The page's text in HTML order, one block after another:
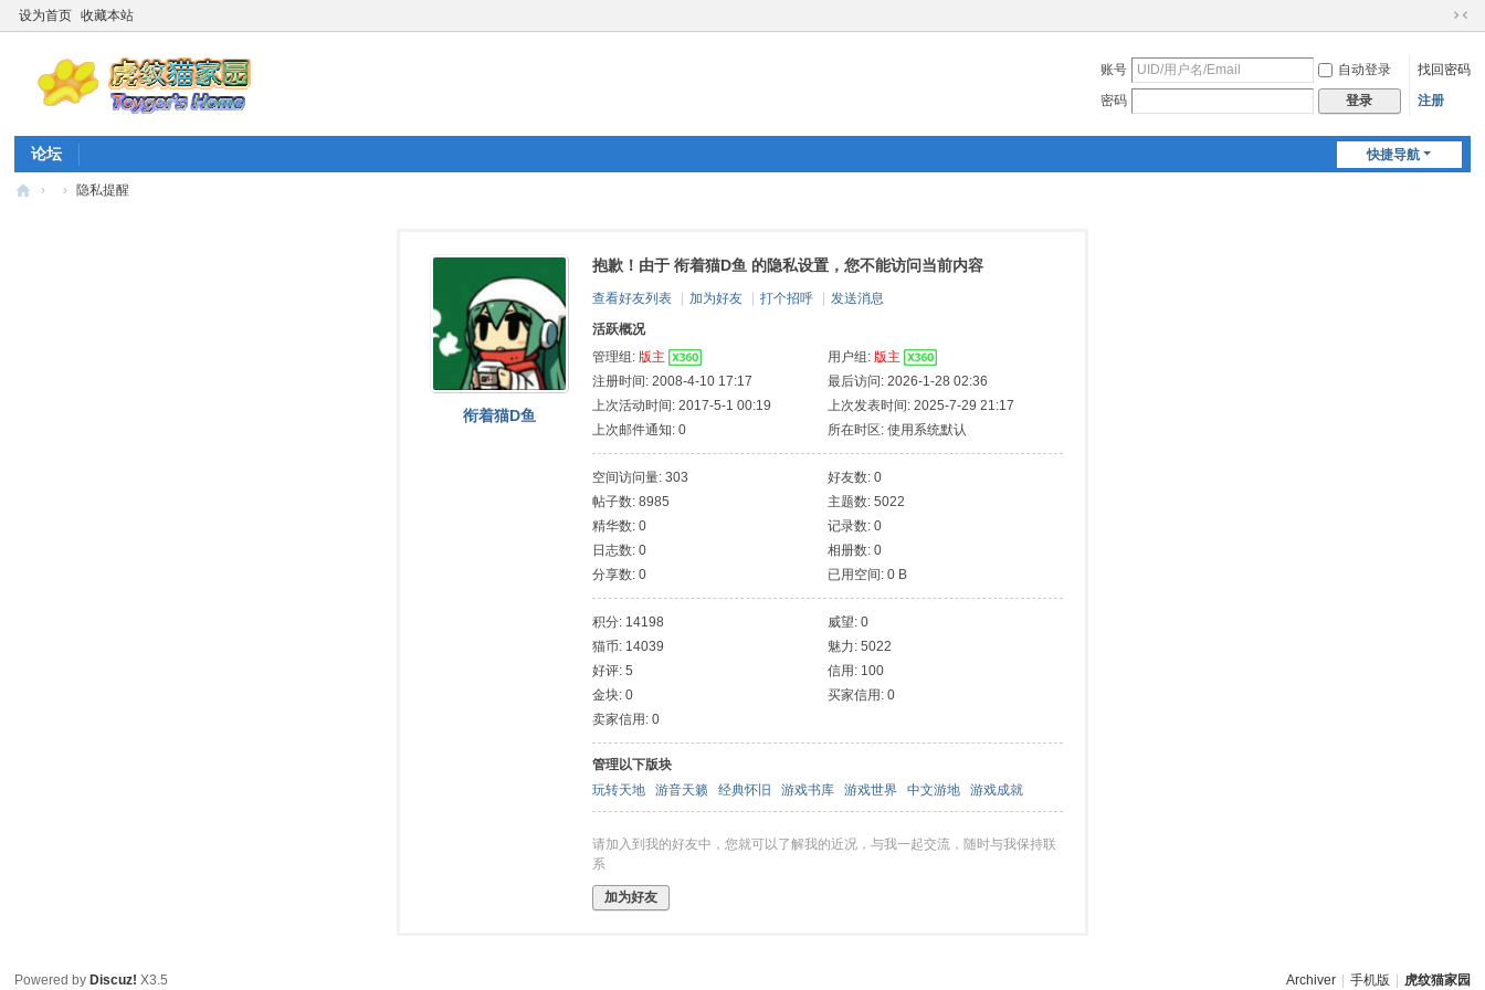
设为首页 收藏本站
切
到
账号 自动登录
找回密码
密码
登录 注册
快捷导航
论坛
› › 隐私提醒
衔着猫D鱼
抱歉！由于 衔着猫D鱼 的隐私设置，您不能访问当前内容
查看好友列表 加为好友 打个招呼
发送消息
活跃概况
管理组: 版主 用户组: 版主
注册时间: 2008-4-10 17:17
最后访问: 2026-1-28 02:36
上次活动时间: 2017-5-1 00:19
上次发表时间: 2025-7-29 21:17
上次邮件通知: 0
所在时区: 使用系统默认
空间访问量: 303
好友数: 0
帖子数: 8985
主题数: 5022
精华数: 0
记录数: 0
日志数: 0
相册数: 0
分享数: 0
已用空间: 0 B
积分: 14198
威望: 0
猫币: 14039
魅力: 5022
好评: 5
信用: 100
金块: 0
买家信用: 0
卖家信用: 0
管理以下版块
玩转天地
游音天籁 经典怀旧 游戏书库 游戏世界 中文游地 游戏成就
请加入到我的好友中，您就可以了解我的近况，与我一起交流，随时与我保持联
系
加为好友
Archiver 手机版 虎纹猫家园
Powered by Discuz! X3.5